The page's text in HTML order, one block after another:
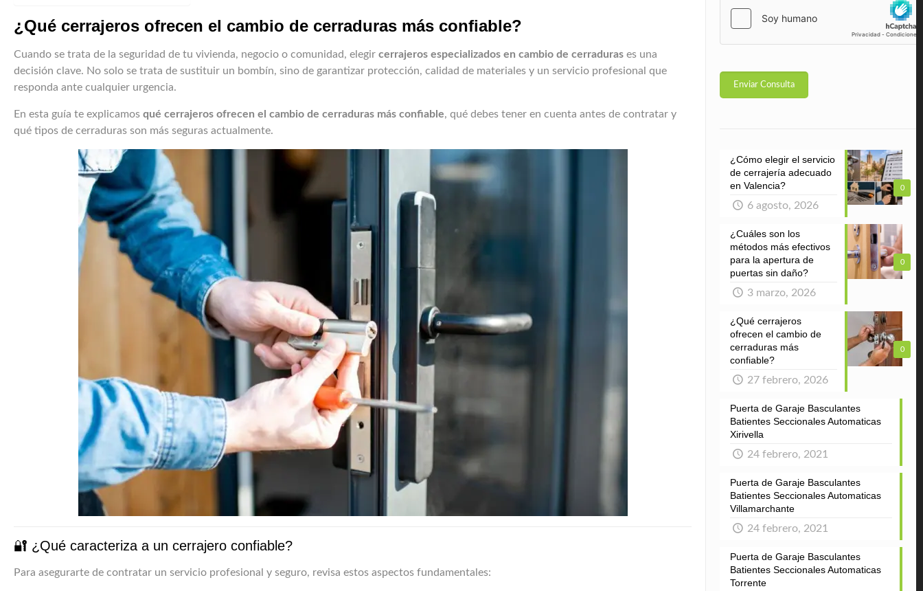
¿Qué cerrajeros ofrecen el cambio de cerraduras más confiable?
Cuando se trata de la seguridad de tu vivienda, negocio o comunidad, elegircerrajeros especializados en cambio de cerraduras es una
decisión clave. No solo se trata de sustituir un bombín, sino de garantizar protección, calidad de materiales y un servicio profesional que
responda ante cualquier urgencia.
En esta guía te explicamosqué cerrajeros ofrecen el cambio de cerraduras más confiable, qué debes tener en cuenta antes de contratar y
qué tipos de cerraduras son más seguras actualmente.
🔐 ¿Qué caracteriza a un cerrajero confiable?
Para asegurarte de contratar un servicio profesional y seguro, revisa estos aspectos fundamentales:
0
¿Cómo elegir el servicio
de cerrajería adecuado
en Valencia?
6 agosto, 2026
0
¿Cuáles son los
métodos más efectivos
para la apertura de
puertas sin daño?
3 marzo, 2026
0
¿Qué cerrajeros
ofrecen el cambio de
cerraduras más
confiable?
27 febrero, 2026
Puerta de Garaje Basculantes
Batientes Seccionales Automaticas
Xirivella
24 febrero, 2021
Puerta de Garaje Basculantes
Batientes Seccionales Automaticas
Villamarchante
24 febrero, 2021
Puerta de Garaje Basculantes
Batientes Seccionales Automaticas
Torrente